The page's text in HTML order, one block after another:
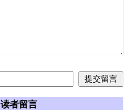
读者留言